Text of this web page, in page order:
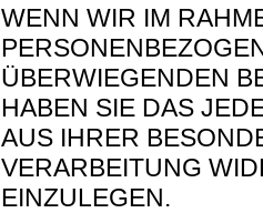
WENN WIR IM
ÜBERWIEGENDEN
HABEN SIE DAS
AUS IHRER
VERARBEITUNG
EINZULEGEN.